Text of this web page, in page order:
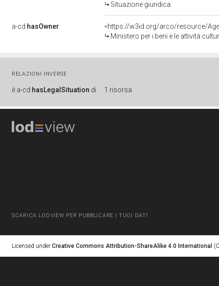
Situazione giuridica
a-cd:hasOwner
<https://w3id.org/arco/resource/
Ministero per i beni e le attività
RELAZIONI INVERSE
è a-cd:hasLegalSituation di 1 risorsa
SCARICA LODVIEW PER PUBBLICARE I TUOI DATI
Licensed under Creative Commons Attribution-ShareAlike 4.0 International